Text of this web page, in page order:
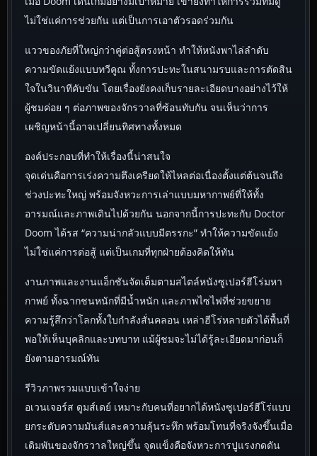
ไม่ใช่แค่การช่วยกัน แต่เป็นการเอาตัวรอดร่วมกัน
แววของภัยที่ใหญ่กว่าคู่ต่อสู้ตรงหน้า ทำให้หนังพาไล่ลำดับ
ความขัดแย้งแบบทวีคูณ ทั้งการปะทะในสนามรบและการตัดสิน
ใจในวินาทีคับขัน โดยเรื่องยังคงเก็บรายละเอียดบางอย่างไว้ให้
ผู้ชมค่อย ๆ ต่อภาพของจักรวาลที่ซ้อนทับกัน จนเห็นว่าการ
เผชิญหน้านี้อาจเปลี่ยนทิศทางทั้งหมด
องค์ประกอบที่ทำให้เรื่องนี้น่าสนใจ
จุดเด่นคือการเร่งความตึงเครียดให้ไหลต่อเนื่องตั้งแต่ต้นจนถึง
ช่วงปะทะใหญ่ พร้อมจังหวะการเล่าแบบมหากาพย์ที่ให้ทั้ง
อารมณ์และภาพเดินไปด้วยกัน นอกจากนี้การปะทะกับ Doctor
Doom ได้รส “ความน่ากลัวแบบมีตรรกะ” ทำให้ความขัดแย้ง
ไม่ใช่แค่การต่อสู้ แต่เป็นเกมที่ทุกฝ่ายต้องคิดให้ทัน
งานภาพและงานแอ็กชันจัดเต็มตามสไตล์หนังซูเปอร์ฮีโร่มหา
กาพย์ ทั้งฉากชนหนักที่มีน้ำหนัก และภาพไซไฟที่ช่วยขยาย
ความรู้สึกว่าโลกทั้งใบกำลังสั่นคลอน เหล่าฮีโร่หลายตัวได้พื้นที่
พอให้เห็นบุคลิกและบทบาท แม้ผู้ชมจะไม่ได้รู้ละเอียดมาก่อนก็
ยังตามอารมณ์ทัน
รีวิวภาพรวมแบบเข้าใจง่าย
อเวนเจอร์ส ดูมส์เดย์ เหมาะกับคนที่อยากได้หนังซูเปอร์ฮีโร่แบบ
ยกระดับความมันส์และความลุ้นระทึก พร้อมโทนที่จริงจังขึ้นเมื่อ
เดิมพันของจักรวาลใหญ่ขึ้น จุดแข็งคือจังหวะการปูแรงกดดัน